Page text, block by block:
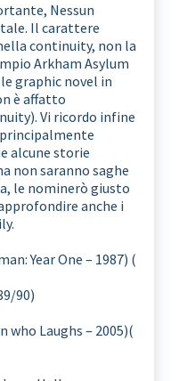
Nessun
Il carattere
continuity, non la
Arkham Asylum
graphic novel in
è affatto
Vi ricordo infine
alcune storie
non saranno saghe
le nominerò giusto
anche i
Year One – 1987) (
90)
who Laughs – 2005)(